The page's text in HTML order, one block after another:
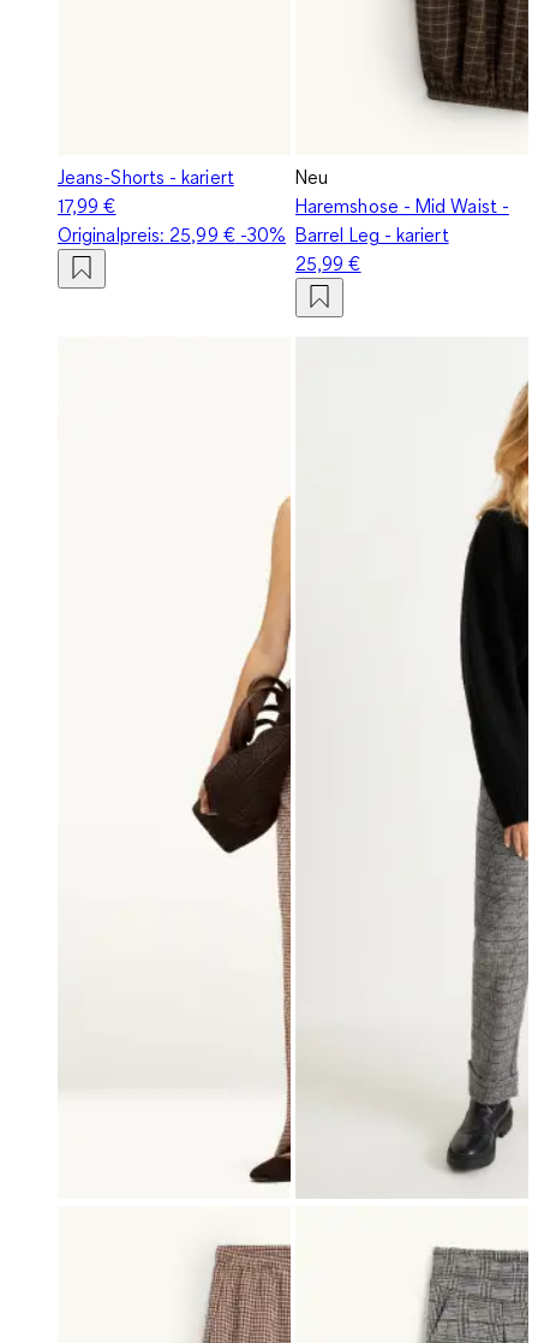
Jeans-Shorts - kariert
17,99 €
Originalpreis: 25,99 €-30%
Neu
Haremshose - Mid Waist -
Barrel Leg - kariert
25,99 €